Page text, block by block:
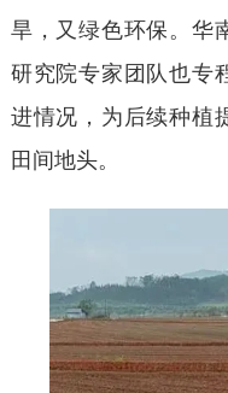
旱，又绿色环保。华
研究院专家团队也专
进情况，为后续种植
田间地头。